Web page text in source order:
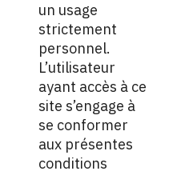
un usage
strictement
personnel.
L’utilisateur
ayant accès à ce
site s’engage à
se conformer
aux présentes
conditions